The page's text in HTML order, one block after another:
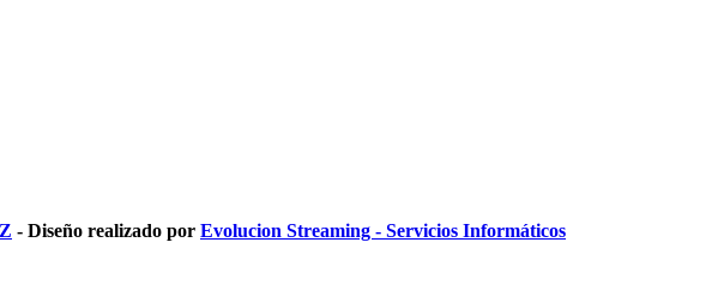
- Diseño realizado por Evolucion Streaming - Servicios Informáticos